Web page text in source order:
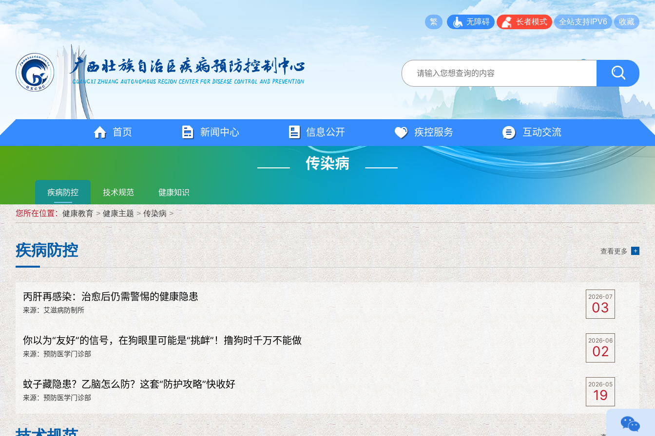
繁 无障碍 长者模式 全站支持IPV6 收藏
首页 新闻中心 信息公开 疾控服务 互动交流
传染病
疾病防控 技术规范 健康知识
您所在位置： 健康教育 > 健康主题 > 传染病 >
疾病防控 查看更多 +
丙肝再感染：治愈后仍需警惕的健康隐患 2026-07
03
来源：艾滋病防制所
你以为“友好”的信号，在狗眼里可能是“挑衅”！撸狗时千万不能做 2026-06
02
来源：预防医学门诊部
蚊子藏隐患？乙脑怎么防？这套“防护攻略”快收好 2026-05
19
来源：预防医学门诊部